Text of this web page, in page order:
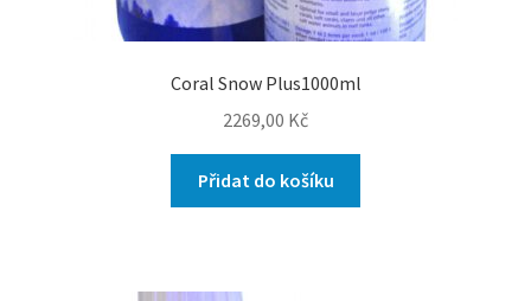
Coral Snow Plus1000ml
2269,00 Kč
Přidat do košíku